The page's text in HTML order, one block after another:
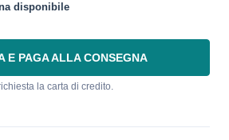
disponibile
E PAGA ALLA CONSEGNA
la carta di credito.